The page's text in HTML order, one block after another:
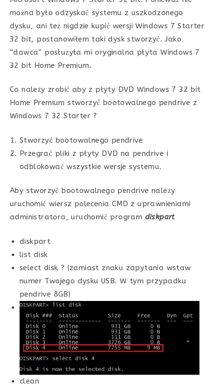
można było odzyskać systemu z uszkodzonego
dysku, ani też nigdzie kupić wersji Windows 7 Starter
32 bit, postanowiłem taki dysk stworzyć. Jako
“dawca” posłużyła mi oryginalna płyta Windows 7
32 bit Home Premium.
Co należy zrobić aby z płyty DVD Windows 7 32 bit
Home Premium stworzyć bootowalnego pendrive z
Windows 7 32 Starter ?
Stworzyć bootowalnego pendrive
Przegrać pliki z płyty DVD na pendrive i
odblokować wszystkie wersje systemu.
Aby stworzyć bootowalnego pendrive należy
uruchomić wiersz polecenia CMD z uprawnieniami
administratora, uruchomić program diskpart
diskpart
list disk
select disk ? (zamiast znaku zapytania wstaw
numer Twojego dysku USB. W tym przypadku
pendrive 8GB)
clean